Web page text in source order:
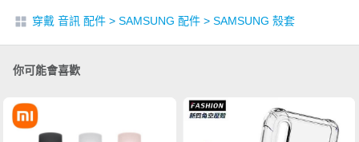
穿戴 音訊 配件 > SAMSUNG 配件 > SAMSUNG 殼套
你可能會喜歡